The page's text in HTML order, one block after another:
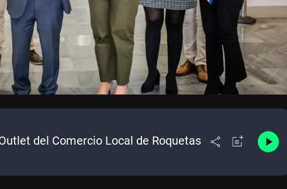
del Comercio Local de Roquetas